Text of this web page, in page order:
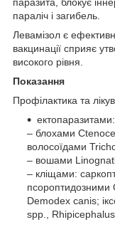
паразита, блокує
параліч і загибель.
Левамізол є
вакцинації сприяє
високого рівня.
Показання
Профілактика та
ектопаразитами:
– блохами
волосоїдами
– вошами
– кліщами:
Demodex canis;
spp.,